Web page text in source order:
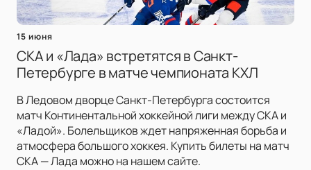
15 июня
СКА и «Лада» встретятся в Санкт-
Петербурге в матче чемпионата КХЛ
В Ледовом дворце Санкт-Петербурга состоится
матч Континентальной хоккейной лиги между СКА и
«Ладой». Болельщиков ждет напряженная борьба и
атмосфера большого хоккея. Купить билеты на матч
СКА — Лада можно на нашем сайте.